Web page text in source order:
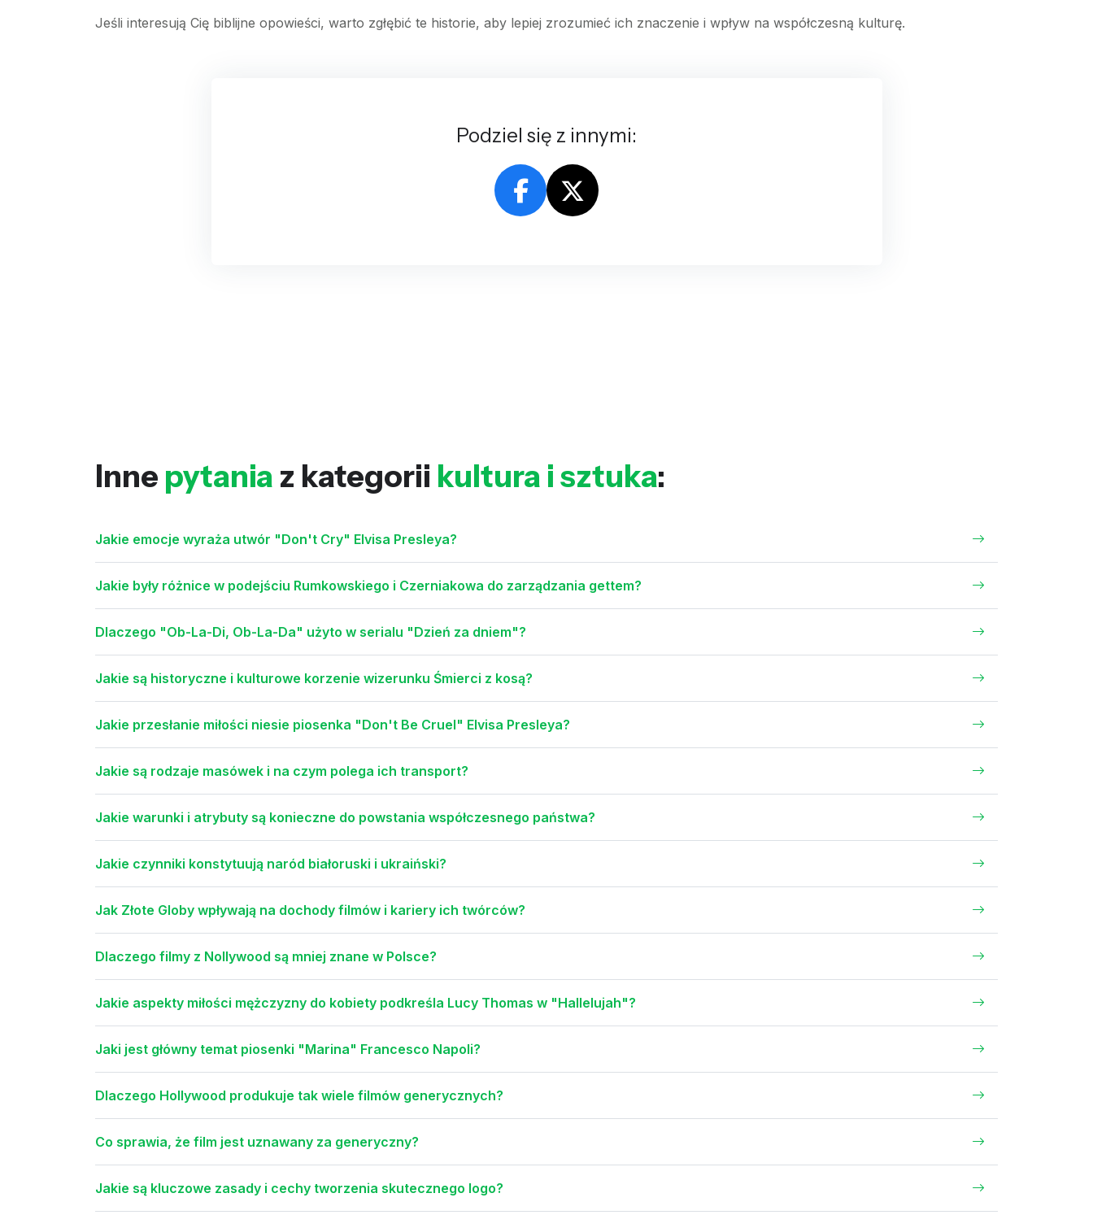
Jeśli interesują Cię biblijne opowieści, warto zgłębić te historie, aby lepiej zrozumieć ich znaczenie i wpływ na współczesną kulturę.
Podziel się z innymi:
Inne pytania z kategorii kultura i sztuka:
Jakie emocje wyraża utwór "Don't Cry" Elvisa Presleya?
Jakie były różnice w podejściu Rumkowskiego i Czerniakowa do zarządzania gettem?
Dlaczego "Ob-La-Di, Ob-La-Da" użyto w serialu "Dzień za dniem"?
Jakie są historyczne i kulturowe korzenie wizerunku Śmierci z kosą?
Jakie przesłanie miłości niesie piosenka "Don't Be Cruel" Elvisa Presleya?
Jakie są rodzaje masówek i na czym polega ich transport?
Jakie warunki i atrybuty są konieczne do powstania współczesnego państwa?
Jakie czynniki konstytuują naród białoruski i ukraiński?
Jak Złote Globy wpływają na dochody filmów i kariery ich twórców?
Dlaczego filmy z Nollywood są mniej znane w Polsce?
Jakie aspekty miłości mężczyzny do kobiety podkreśla Lucy Thomas w "Hallelujah"?
Jaki jest główny temat piosenki "Marina" Francesco Napoli?
Dlaczego Hollywood produkuje tak wiele filmów generycznych?
Co sprawia, że film jest uznawany za generyczny?
Jakie są kluczowe zasady i cechy tworzenia skutecznego logo?